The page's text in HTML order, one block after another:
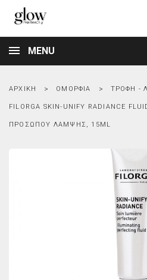
MENU
ΑΡΧΙΚΉ ΟΜΟΡΦΙΆ ΤΡΟΦΉ -
FILORGA SKIN-UNIFY RADIANCE
ΠΡΟΣΏΠΟΥ ΛΆΜΨΗΣ, 15ML